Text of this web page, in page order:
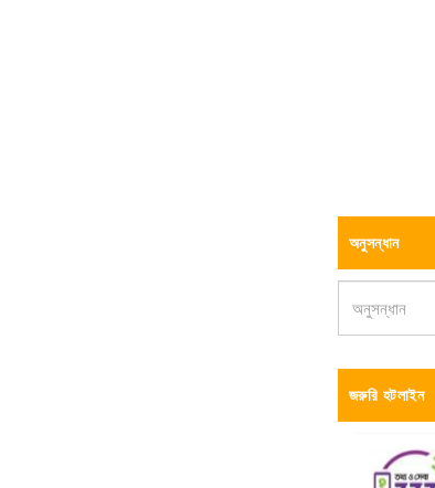
অনুসন্ধান
জরুরি হটলাইন